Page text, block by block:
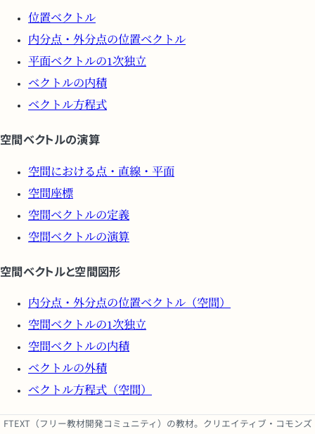
位置ベクトル
内分点・外分点の位置ベクトル
平面ベクトルの1次独立
ベクトルの内積
ベクトル方程式
空間ベクトルの演算
空間における点・直線・平面
空間座標
空間ベクトルの定義
空間ベクトルの演算
空間ベクトルと空間図形
内分点・外分点の位置ベクトル（空間）
空間ベクトルの1次独立
空間ベクトルの内積
ベクトルの外積
ベクトル方程式（空間）
FTEXT（フリー教材開発コミュニティ）の教材。クリエイティブ・コモンズ